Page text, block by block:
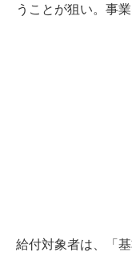
うことが狙い。事
給付対象者は、「